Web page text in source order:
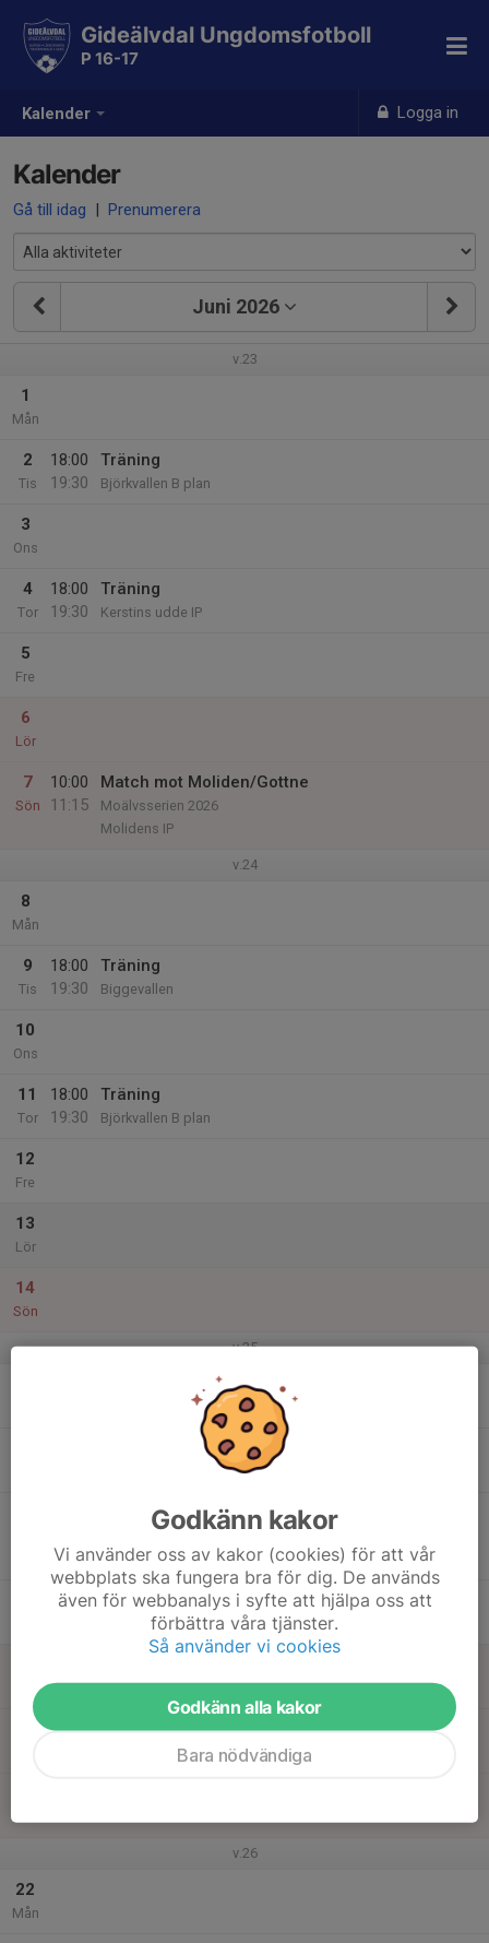
Kalender Logga in
Gideälvdal Ungdomsfotboll
P 16-17
Kalender
Gå till idag | Prenumerera
Juni 2026
v.23
1
Mån
2
Tis
18:00
19:30
Träning
Björkvallen B plan
3
Ons
4
Tor
18:00
19:30
Träning
Kerstins udde IP
5
Fre
6
Lör
7
Sön
10:00
11:15
Match mot Moliden/Gottne
Moälvsserien 2026
Molidens IP
v.24
8
Mån
9
Tis
18:00
19:30
Träning
Biggevallen
10
Ons
11
Tor
18:00
19:30
Träning
Björkvallen B plan
12
Fre
13
Lör
14
Sön
v.25
Match mot Arnäs IF 3
Björkvallen B plan
Sön
v.26
22
Mån
Godkänn kakor
Vi använder oss av kakor (cookies) för att vår
webbplats ska fungera bra för dig. De används
även för webbanalys i syfte att hjälpa oss att
förbättra våra tjänster.
Så använder vi cookies
Godkänn alla kakor
Bara nödvändiga